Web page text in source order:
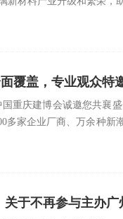
覆盖，专业观众特
重庆建博会诚邀您共襄
家企业厂商、万余种
关于不再参与主办